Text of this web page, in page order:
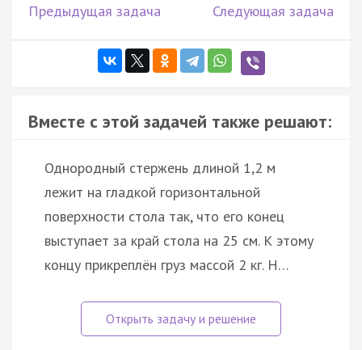
Предыдущая задача Следующая задача
Вместе с этой задачей также решают:
Однородный стержень длиной 1,2 м
лежит на гладкой горизонтальной
поверхности стола так, что его конец
выступает за край стола на 25 см. К этому
концу прикреплён груз массой 2 кг. Н…